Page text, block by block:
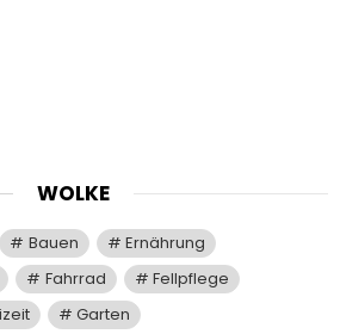
WOLKE
Bauen
Ernährung
Fahrrad
Fellpflege
Garten